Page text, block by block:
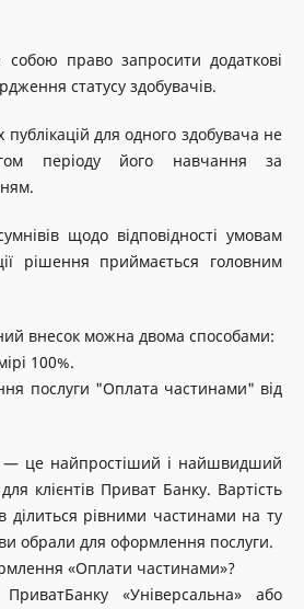
собою право запросити додаткові
статусу здобувачів.
публікацій для одного здобувача не
періоду його навчання за
щодо відповідності умовам
рішення приймається головним
внесок можна двома способами:
100%.
послуги "Оплата частинами" від
— це найпростіший і найшвидший
клієнтів Приват Банку. Вартість
ділиться рівними частинами на ту
ви обрали для оформлення послуги.
«Оплати частинами»?
«Універсальна» або